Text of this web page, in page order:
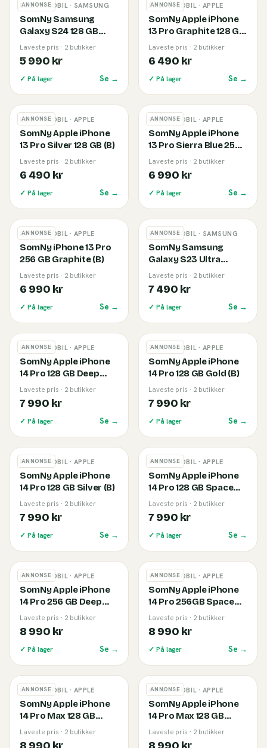
ANNONSE
BRUKT MOBIL· SAMSUNG
SomNy Samsung
Galaxy S24 128 GB
Onyx Black (B)
Laveste pris · 2 butikker
5 990 kr
✓ På lager Se →
ANNONSE
BRUKT MOBIL· APPLE
SomNy Apple iPhone
13 Pro Graphite 128 GB
(B)
Laveste pris · 2 butikker
6 490 kr
✓ På lager Se →
ANNONSE
BRUKT MOBIL· APPLE
SomNy Apple iPhone
13 Pro Silver 128 GB (B)
Laveste pris · 2 butikker
6 490 kr
✓ På lager Se →
ANNONSE
BRUKT MOBIL· APPLE
SomNy Apple iPhone
13 Pro Sierra Blue 256
GB (B)
Laveste pris · 2 butikker
6 990 kr
✓ På lager Se →
ANNONSE
BRUKT MOBIL· APPLE
SomNy iPhone 13 Pro
256 GB Graphite (B)
Laveste pris · 2 butikker
6 990 kr
✓ På lager Se →
ANNONSE
BRUKT MOBIL· SAMSUNG
SomNy Samsung
Galaxy S23 Ultra
256GB Phantom Black
(B)
Laveste pris · 2 butikker
7 490 kr
✓ På lager Se →
ANNONSE
BRUKT MOBIL· APPLE
SomNy Apple iPhone
14 Pro 128 GB Deep
Purple (B)
Laveste pris · 2 butikker
7 990 kr
✓ På lager Se →
ANNONSE
BRUKT MOBIL· APPLE
SomNy Apple iPhone
14 Pro 128 GB Gold (B)
Laveste pris · 2 butikker
7 990 kr
✓ På lager Se →
ANNONSE
BRUKT MOBIL· APPLE
SomNy Apple iPhone
14 Pro 128 GB Silver (B)
Laveste pris · 2 butikker
7 990 kr
✓ På lager Se →
ANNONSE
BRUKT MOBIL· APPLE
SomNy Apple iPhone
14 Pro 128 GB Space
Black (B)
Laveste pris · 2 butikker
7 990 kr
✓ På lager Se →
ANNONSE
BRUKT MOBIL· APPLE
SomNy Apple iPhone
14 Pro 256 GB Deep
Purple (B)
Laveste pris · 2 butikker
8 990 kr
✓ På lager Se →
ANNONSE
BRUKT MOBIL· APPLE
SomNy Apple iPhone
14 Pro 256GB Space
Black (B)
Laveste pris · 2 butikker
8 990 kr
✓ På lager Se →
ANNONSE
BRUKT MOBIL· APPLE
SomNy Apple iPhone
14 Pro Max 128 GB
Black (B)
Laveste pris · 2 butikker
ANNONSE
BRUKT MOBIL· APPLE
SomNy Apple iPhone
14 Pro Max 128 GB
Deep Purple (B)
Laveste pris · 2 butikker